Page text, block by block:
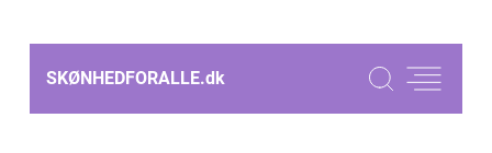
SKØNHEDFORALLE.dk